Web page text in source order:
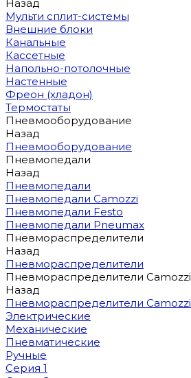
Назад
Мульти сплит-системы
Внешние блоки
Канальные
Кассетные
Напольно-потолочные
Настенные
Фреон (хладон)
Термостаты
Пневмооборудование
Назад
Пневмооборудование
Пневмопедали
Назад
Пневмопедали
Пневмопедали Camozzi
Пневмопедали Festo
Пневмопедали Pneumax
Пневмораспределители
Назад
Пневмораспределители
Пневмораспределители Camozzi
Назад
Пневмораспределители Camozzi
Электрические
Механические
Пневматические
Ручные
Серия 1